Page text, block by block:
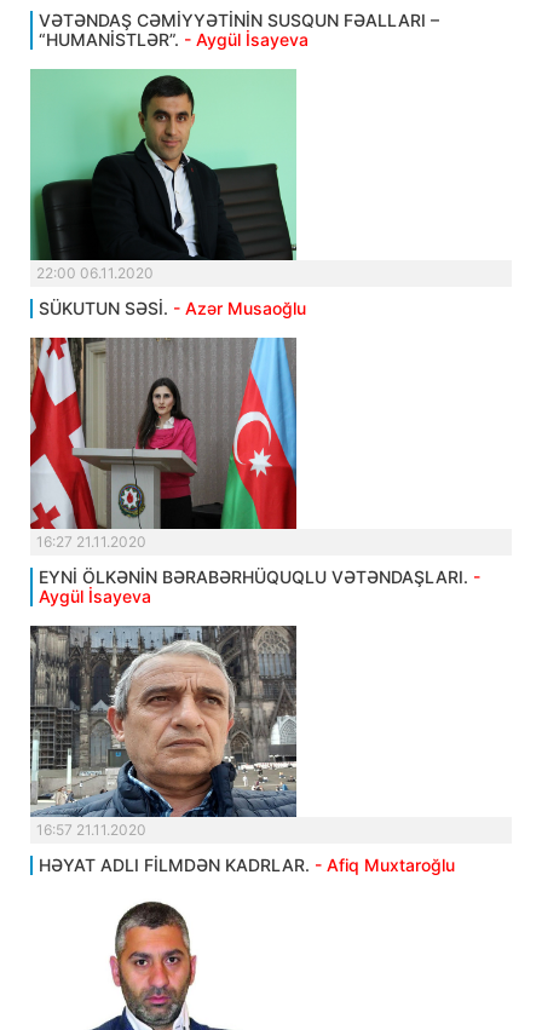
VƏTƏNDAŞ CƏMİYYƏTİNİN SUSQUN FƏALLARI –
“HUMANİSTLƏR”. - Aygül İsayeva
22:00 06.11.2020
SÜKUTUN SƏSİ. - Azər Musaoğlu
16:27 21.11.2020
EYNİ ÖLKƏNİN BƏRABƏRHÜQUQLU VƏTƏNDAŞLARI. -
Aygül İsayeva
16:57 21.11.2020
HƏYAT ADLI FİLMDƏN KADRLAR. - Afiq Muxtaroğlu